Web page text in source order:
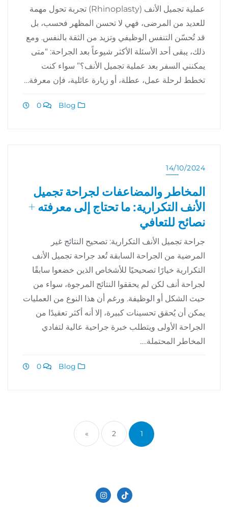
عملية تجميل الأنف (Rhinoplasty) تجربة تحول مهمة
للعديد من المرضى، فهي لا تحسن المظهر فحسب، بل
قد تُحسّن التنفس الوظيفي وتزيد من الثقة بالنفس. ومع
ذلك، يبقى أحد الأسئلة الأكثر شيوعاً بعد الجراحة: “متى
يمكنني السفر بعد عملية تجميل الأنف؟” سواء كنت
تخطط لرحلة عمل، عطلة، أو زيارة عائلية، فإن معرفة…
14/10/2024
المخاطر والمضاعفات لجراحة تجميل
الأنف التكرارية: ما تحتاج إلى معرفته +
نصائح للتعافي
جراحة تجميل الأنف التكرارية: تصحيح النتائج غير
المرضية من الجراحة السابقة تُعد جراحة تجميل الأنف
التكرارية خيارًا تصحيحيًا للأشخاص الذين خضعوا سابقًا
لجراحة أنف لكن لم يحققوا النتائج المرجوة، سواء من
حيث الشكل أو الوظيفة. ورغم أن هذا النوع من العمليات
يمكن أن يُحقق تحسينات كبيرة، إلا أنه أكثر تعقيدًا من
الجراحة الأولى ويتطلب خبرة جراحية عالية لتفادي
المخاطر المحتملة….
1
2
»